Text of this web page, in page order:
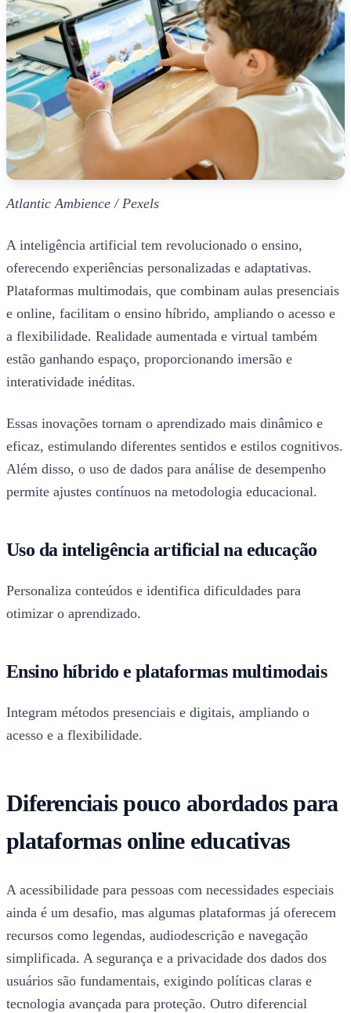
Atlantic Ambience / Pexels
A inteligência artificial tem revolucionado o ensino,
oferecendo experiências personalizadas e adaptativas.
Plataformas multimodais, que combinam aulas presenciais
e online, facilitam o ensino híbrido, ampliando o acesso e
a flexibilidade. Realidade aumentada e virtual também
estão ganhando espaço, proporcionando imersão e
interatividade inéditas.
Essas inovações tornam o aprendizado mais dinâmico e
eficaz, estimulando diferentes sentidos e estilos cognitivos.
Além disso, o uso de dados para análise de desempenho
permite ajustes contínuos na metodologia educacional.
Uso da inteligência artificial na educação
Personaliza conteúdos e identifica dificuldades para
otimizar o aprendizado.
Ensino híbrido e plataformas multimodais
Integram métodos presenciais e digitais, ampliando o
acesso e a flexibilidade.
Diferenciais pouco abordados para
plataformas online educativas
A acessibilidade para pessoas com necessidades especiais
ainda é um desafio, mas algumas plataformas já oferecem
recursos como legendas, audiodescrição e navegação
simplificada. A segurança e a privacidade dos dados dos
usuários são fundamentais, exigindo políticas claras e
tecnologia avançada para proteção. Outro diferencial